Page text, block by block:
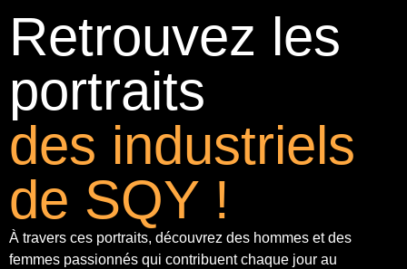
Retrouvez les
portraits
des industriels
de SQY !
À travers ces portraits, découvrez des hommes et des
femmes passionnés qui contribuent chaque jour au